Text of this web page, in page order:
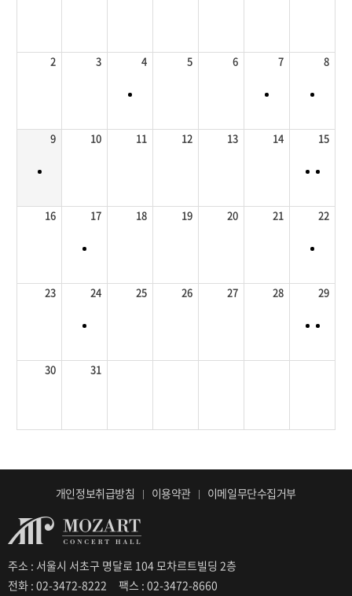
2 3 4 5 6 7 8
9 10 11 12 13 14 15
16 17 18 19 20 21 22
23 24 25 26 27 28 29
30 31
개인정보취급방침 이용약관 이메일무단수집거부
주소 : 서울시 서초구 명달로 104 모차르트빌딩 2층
전화 : 02-3472-8222
팩스 : 02-3472-8660